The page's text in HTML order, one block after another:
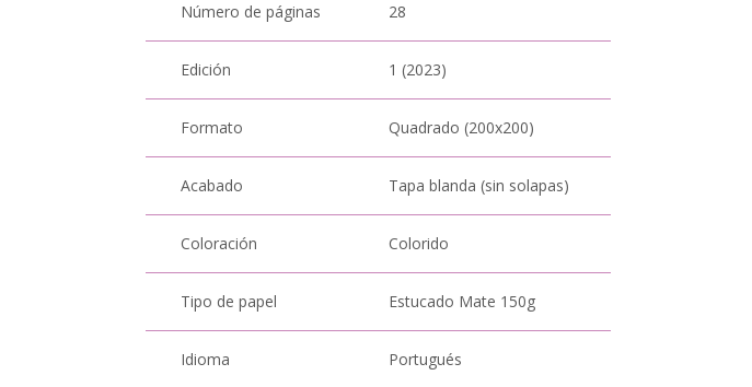
Número de páginas 28
Edición 1 (2023)
Formato Quadrado (200x200)
Acabado Tapa blanda (sin solapas)
Coloración Colorido
Tipo de papel Estucado Mate 150g
Idioma Portugués